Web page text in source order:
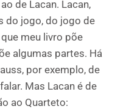
de Lacan. Lacan,
do jogo, do jogo de
meu livro põe
algumas partes. Há
por exemplo, de
Mas Lacan é de
ao Quarteto: